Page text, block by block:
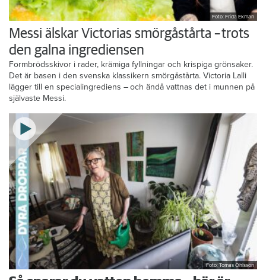
Foto: Frida Ekman
Messi älskar Victorias smörgåstårta – trots
den galna ingrediensen
Formbrödsskivor i rader, krämiga fyllningar och krispiga grönsaker.
Det är basen i den svenska klassikern smörgåstårta. Victoria Lalli
lägger till en specialingrediens – och ändå vattnas det i munnen på
självaste Messi.
Foto: Tomas Ohlsson